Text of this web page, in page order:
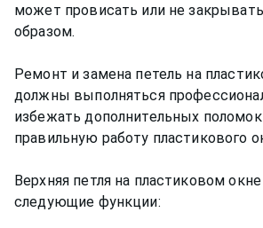
может провисать или не
образом.
Ремонт и замена петель на
должны выполняться
избежать дополнительных
правильную работу пластикового
Верхняя петля на пластиковом
следующие функции: